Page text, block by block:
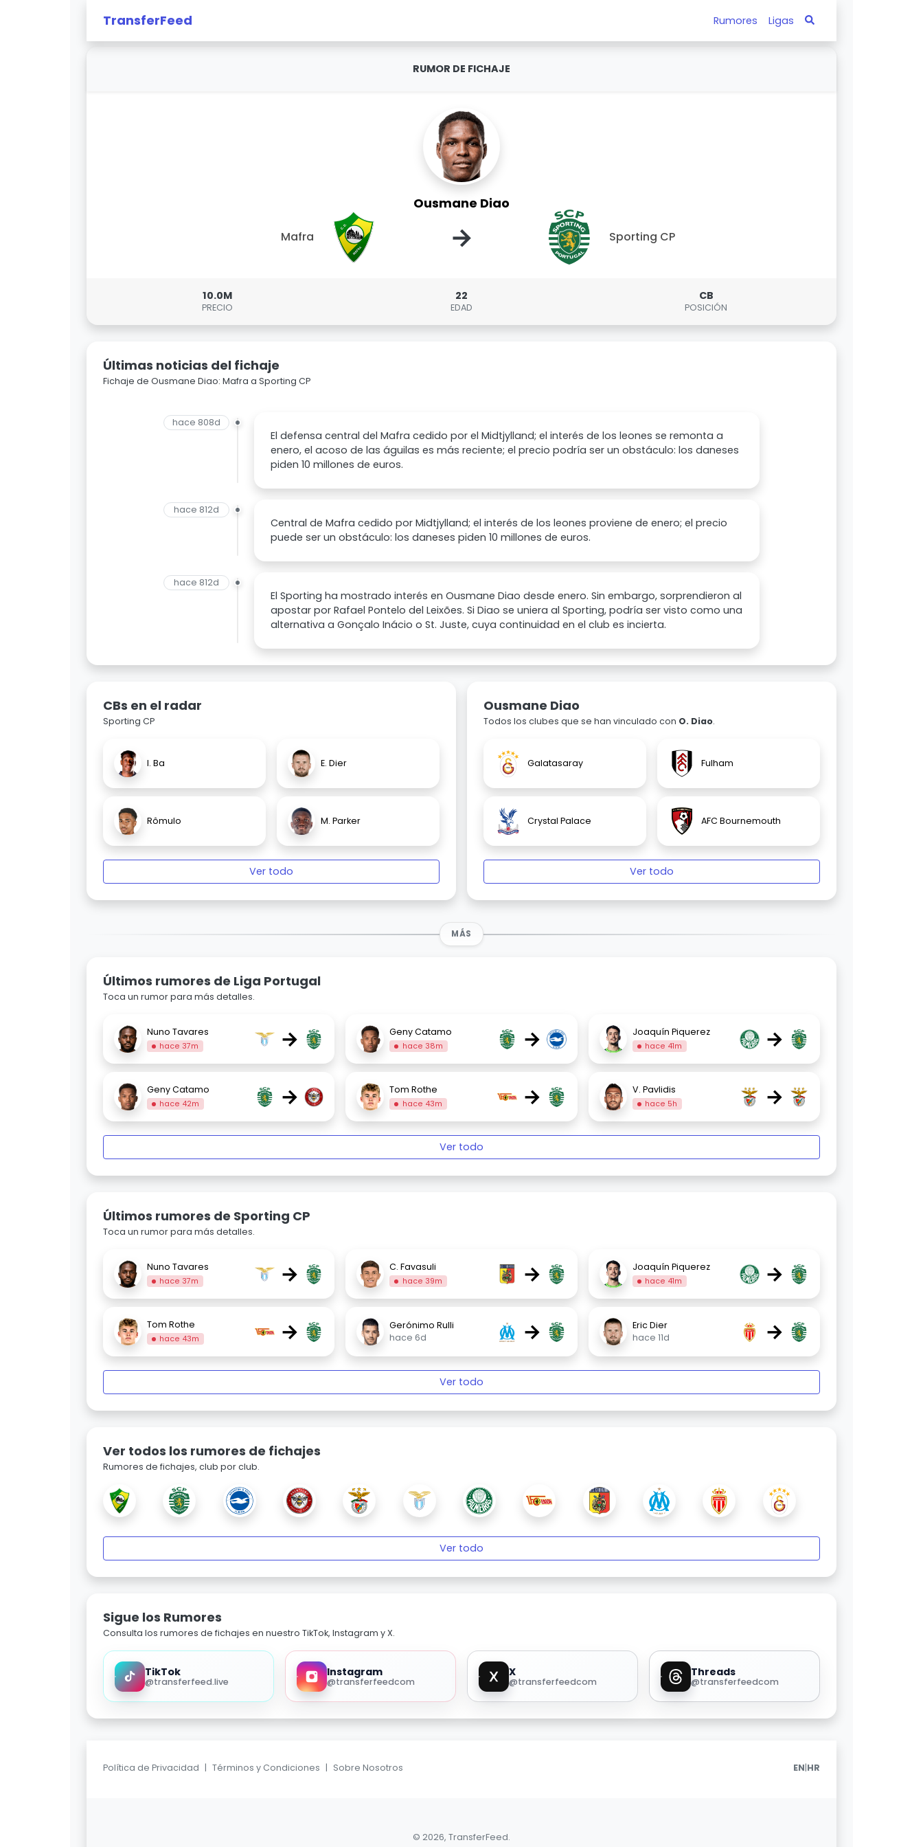
TransferFeed Rumores Ligas
RUMOR DE FICHAJE
Ousmane Diao
Mafra → Sporting CP
10.0M
PRECIO
22
EDAD
CB
POSICIÓN
Últimas noticias del fichaje
Fichaje de Ousmane Diao: Mafra a Sporting CP
hace 808d
El defensa central del Mafra cedido por el Midtjylland; el interés de los leones se remonta a
enero, el acoso de las águilas es más reciente; el precio podría ser un obstáculo: los daneses
piden 10 millones de euros.
hace 812d
Central de Mafra cedido por Midtjylland; el interés de los leones proviene de enero; el precio
puede ser un obstáculo: los daneses piden 10 millones de euros.
hace 812d
El Sporting ha mostrado interés en Ousmane Diao desde enero. Sin embargo, sorprendieron al
apostar por Rafael Pontelo del Leixões. Si Diao se uniera al Sporting, podría ser visto como una
alternativa a Gonçalo Inácio o St. Juste, cuya continuidad en el club es incierta.
CBs en el radar
Sporting CP
I. Ba E. Dier
Rômulo M. Parker
Ver todo
Ousmane Diao
Todos los clubes que se han vinculado con O. Diao.
Galatasaray Fulham
Crystal Palace AFC Bournemouth
Ver todo
MÁS
Últimos rumores de Liga Portugal
Toca un rumor para más detalles.
Nuno Tavares
hace 37m → Geny Catamo
hace 38m → Joaquín Piquerez
hace 41m →
Geny Catamo
hace 42m → Tom Rothe
hace 43m → V. Pavlidis
hace 5h →
Ver todo
Últimos rumores de Sporting CP
Toca un rumor para más detalles.
Nuno Tavares
hace 37m → C. Favasuli
hace 39m → Joaquín Piquerez
hace 41m →
Tom Rothe
hace 43m →
Gerónimo Rulli
hace 6d
→
Eric Dier
hace 11d
→
Ver todo
Ver todos los rumores de fichajes
Rumores de fichajes, club por club.
Ver todo
Sigue los Rumores
Consulta los rumores de fichajes en nuestro TikTok, Instagram y X.
TikTok
@transferfeed.live
Instagram
@transferfeedcom
X
@transferfeedcom
Threads
@transferfeedcom
Política de Privacidad | Términos y Condiciones | Sobre Nosotros EN|HR
© 2026, TransferFeed.